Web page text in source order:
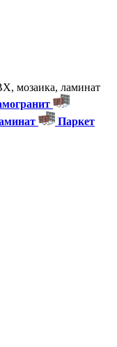
мозаика, ламинат
Паркет